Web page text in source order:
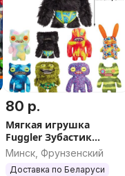
80 р.
Мягкая игрушка
Fuggler Зубастик
фуглер, фаглер
Минск, Фрунзенский
Доставка по Беларуси